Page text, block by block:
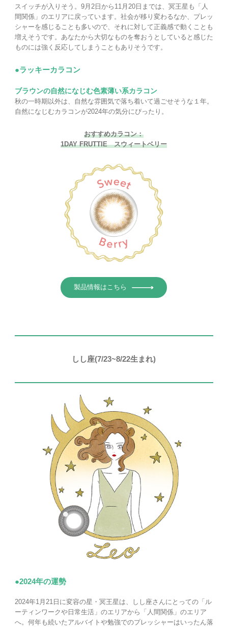
スイッチが入りそう。9月2日から11月20日までは、冥王星も「人
間関係」のエリアに戻っています。社会が移り変わるなか、プレッ
シャーを感じることも多いので、それに対して正義感で動くことも
増えそうです。あなたから大切なものを奪おうとしていると感じた
ものには強く反応してしまうこともありそうです。
●ラッキーカラコン
ブラウンの自然になじむ色素薄い系カラコン
秋の一時期以外は、自然な雰囲気で落ち着いて過ごせそうな１年。
自然になじむカラコンが2024年の気分にぴったり。
おすすめカラコン：
1DAY FRUTTIE スウィートベリー
製品情報はこちら
しし座(7/23~8/22生まれ)
●2024年の運勢
2024年1月21日に変容の星・冥王星は、しし座さんにとっての「ル
ーティンワークや日常生活」のエリアから「人間関係」のエリア
へ。何年も続いたアルバイトや勉強でのプレッシャーはいったん落